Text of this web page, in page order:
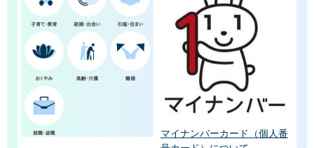
マイナンバーカード（個人番